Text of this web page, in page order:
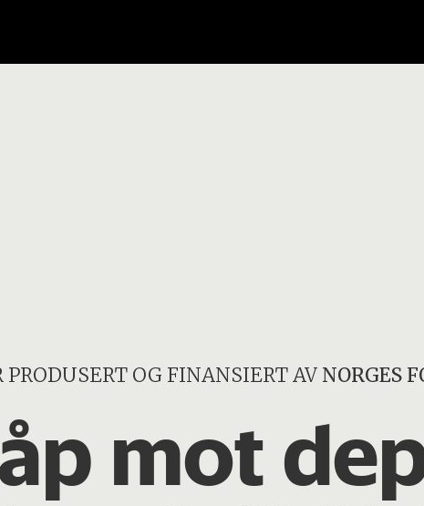
OG FINANSIERT AV NORGES
mot